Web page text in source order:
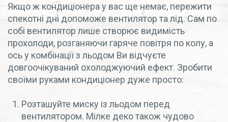
Якщо ж кондиціонера у вас ще немає, пережити
спекотні дні допоможе вентилятор та лід. Сам по
собі вентилятор лише створює видимість
прохолоди, розганяючи гаряче повітря по колу, а
ось у комбінації з льодом Ви відчуєте
довгоочікуваний охолоджуючий ефект. Зробити
своїми руками кондиціонер дуже просто:
Розташуйте миску із льодом перед
вентилятором. Мілке деко також чудово